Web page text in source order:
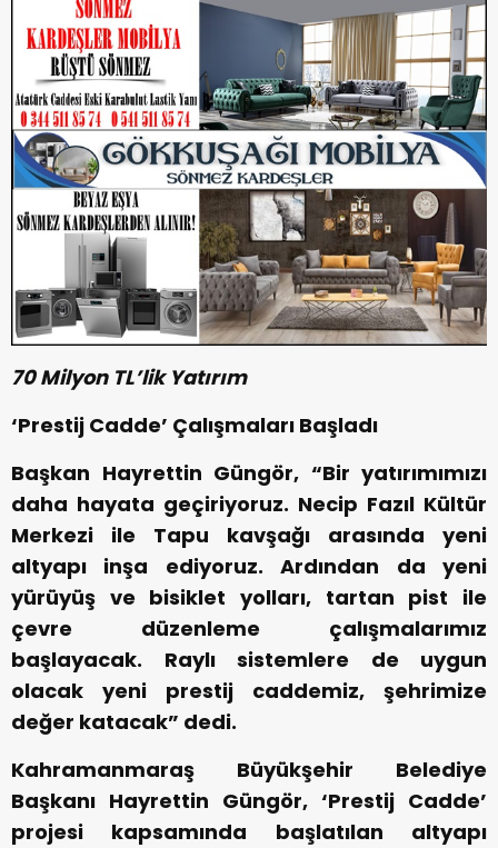
70 Milyon TL’lik Yatırım
‘Prestij Cadde’ Çalışmaları Başladı
Başkan Hayrettin Güngör, “Bir yatırımımızı
daha hayata geçiriyoruz. Necip Fazıl Kültür
Merkezi ile Tapu kavşağı arasında yeni
altyapı inşa ediyoruz. Ardından da yeni
yürüyüş ve bisiklet yolları, tartan pist ile
çevre düzenleme çalışmalarımız
başlayacak. Raylı sistemlere de uygun
olacak yeni prestij caddemiz, şehrimize
değer katacak” dedi.
Kahramanmaraş Büyükşehir Belediye
Başkanı Hayrettin Güngör, ‘Prestij Cadde’
projesi kapsamında başlatılan altyapı